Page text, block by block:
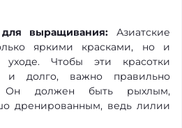
выращивания: Азиатские
яркими красками, но и
уходе. Чтобы эти красотки
и долго, важно правильно
Он должен быть рыхлым,
дренированным, ведь лилии